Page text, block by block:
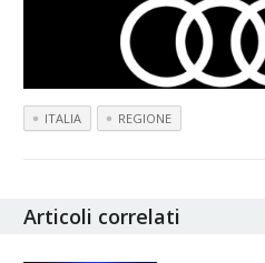
ITALIA REGIONE
Articoli correlati